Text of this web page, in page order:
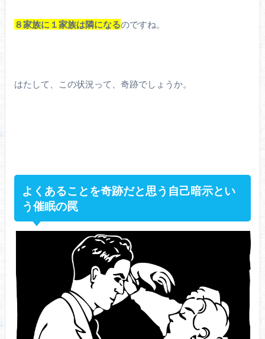
８家族に１家族は隣になるのですね。
はたして、この状況って、奇跡でしょうか。
よくあることを奇跡だと思う自己暗示とい
う催眠の罠